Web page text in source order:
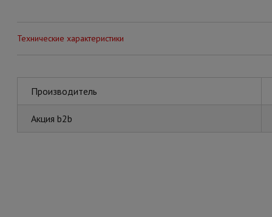
Технические характеристики
Производитель
Акция b2b